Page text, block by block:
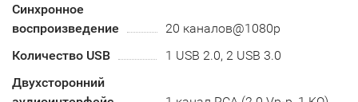
Синхронное
воспроизведение
20 каналов@1080p
Количество USB
1 USB 2.0, 2 USB 3.0
Двухсторонний